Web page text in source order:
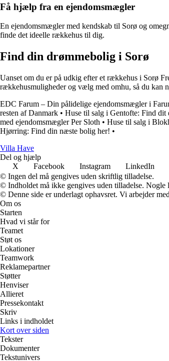
Få hjælp fra en ejendomsmægler
En ejendomsmægler med kendskab til Sorø og
finde det ideelle rækkehus til dig.
Find din drømmebolig i Sorø
Uanset om du er på udkig efter et rækkehus i Sorø
rækkehusmuligheder og vælg med omhu, så du kan
EDC Farum – Din pålidelige ejendomsmægler i
resten af Danmark • Huse til salg i Gentofte: Find dit
med ejendomsmægler Per Sloth • Huse til salg i
Hjørring: Find din næste bolig her! •
Villa Have
Del og hjælp
X
Facebook Instagram LinkedIn
© Ingen del må gengives uden skriftlig tilladelse.
© Indholdet må ikke gengives uden tilladelse.
© Denne side er underlagt ophavsret. Vi arbejder
Om os
Starten
Hvad vi står for
Teamet
Støt os
Lokationer
Teamwork
Reklamepartner
Støtter
Henviser
Allieret
Pressekontakt
Skriv
Links i indholdet
Kort over siden
Tekster
Dokumenter
Tekstunivers